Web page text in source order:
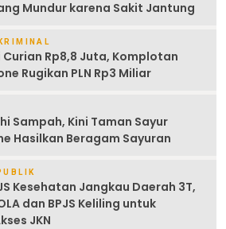
Mundur karena Sakit Jantung
Rp8,8 Juta, Komplotan
Rugikan PLN Rp3 Miliar
Sampah, Kini Taman Sayur
Hasilkan Beragam Sayuran
Kesehatan Jangkau Daerah 3T,
dan BPJS Keliling untuk
JKN